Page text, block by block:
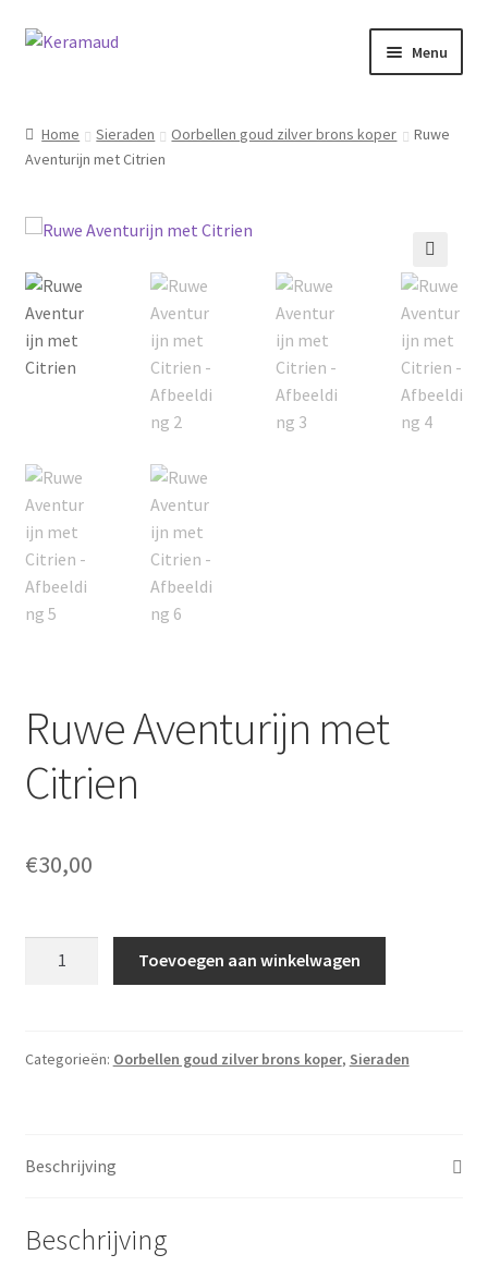
Ga
Ga
Menu
Over mij
Nieuws
Informatie
Contact
Home Sieraden Oorbellen goud zilver brons koper
Ruwe
Aventurijn met Citrien
🔍
Ruwe Aventurijn met
Citrien
€30,00
aantal
Toevoegen aan winkelwagen
Categorieën: Oorbellen goud zilver brons koper, Sieraden
Beschrijving
Beschrijving